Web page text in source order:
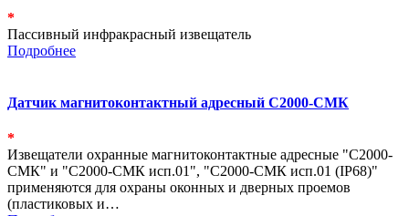
*
Пассивный инфракрасный извещатель
Подробнее
Датчик магнитоконтактный адресный С2000-СМК
*
Извещатели охранные магнитоконтактные адресные "С2000-
СМК" и "С2000-СМК исп.01", "С2000-СМК исп.01 (IP68)"
применяются для охраны оконных и дверных проемов
(пластиковых и…